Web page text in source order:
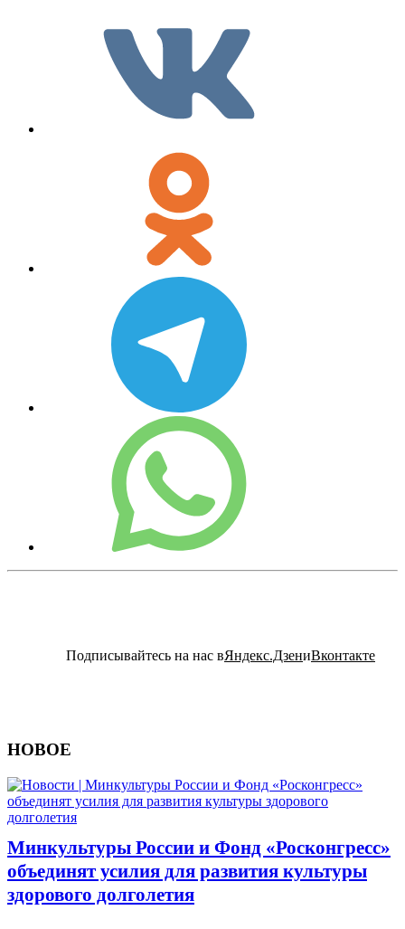
Подписывайтесь на нас вЯндекс.ДзениВконтакте
НОВОЕ
Минкультуры России и Фонд «Росконгресс»
объединят усилия для развития культуры
здорового долголетия